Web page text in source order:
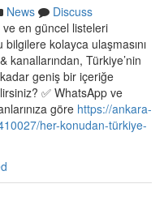
News
Discuss
en güncel listeleri
bilgilere kolayca ulaşmasını
Türkiye’nin
geniş bir içeriğe
✅ WhatsApp ve
göre https://ankara-
her-konudan-türkiye-